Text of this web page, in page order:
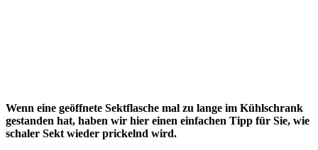
Wenn eine geöffnete Sektflasche mal zu lange im Kühlschrank
gestanden hat, haben wir hier einen einfachen Tipp für Sie, wie
schaler Sekt wieder prickelnd wird.